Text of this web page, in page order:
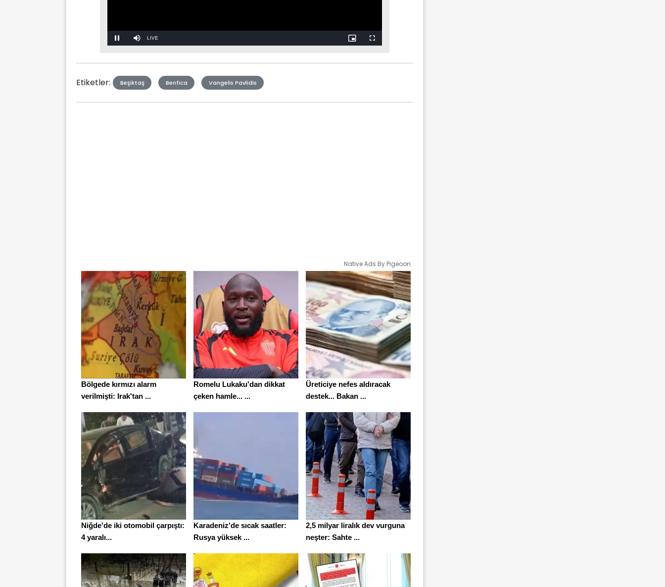
Mute Stream
Etiketler: Beşiktaş Benfica Vangelis Pavlidis
Native Ads By Pigeoon
Bölgede kırmızı alarm
verilmişti: Irak'tan ...
Romelu Lukaku'dan dikkat
çeken hamle... ...
Üreticiye nefes aldıracak
destek... Bakan ...
Niğde'de iki otomobil çarpıştı:
4 yaralı...
Karadeniz'de sıcak saatler:
Rusya yüksek ...
2,5 milyar liralık dev vurguna
neşter: Sahte ...